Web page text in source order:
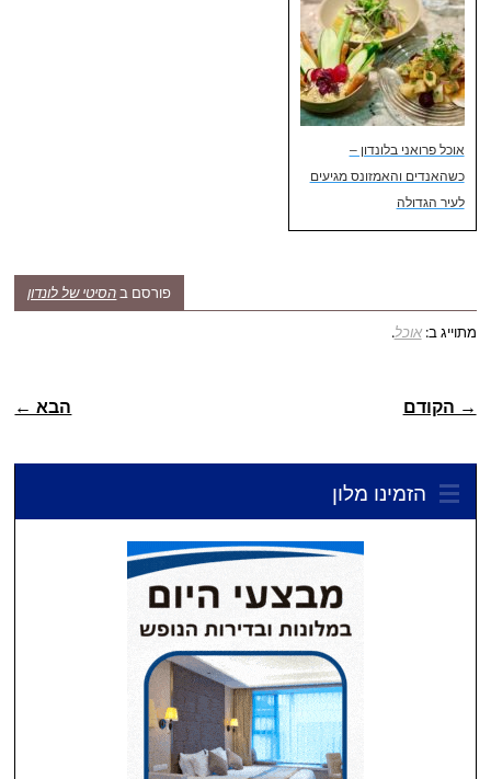
אוכל פרואני בלונדון –
כשהאנדים והאמזונס מגיעים
לעיר הגדולה
פורסם בהסיטי של לונדון
מתוייג ב:אוכל.
→ הקודם הבא ←
הזמינו מלון